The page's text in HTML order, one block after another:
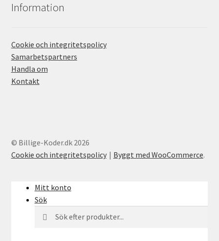
Information
Cookie och integritetspolicy
Samarbetspartners
Handla om
Kontakt
© Billige-Koder.dk 2026
Cookie och integritetspolicy
Byggt med WooCommerce.
Mitt konto
Sök